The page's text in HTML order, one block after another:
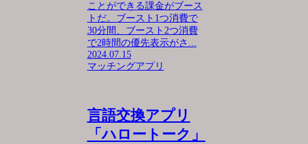
ことができる課金がブース
トだ。ブースト1つ消費で
30分間、ブースト2つ消費
で2時間の優先表示がさ...
2024.07.15
マッチングアプリ
言語交換アプリ
「ハロートーク」